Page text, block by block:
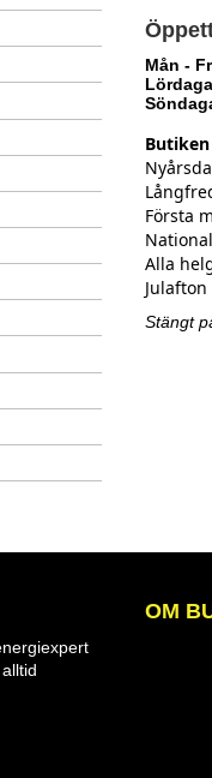
Mån -
Första
Alla
Stängt
OM